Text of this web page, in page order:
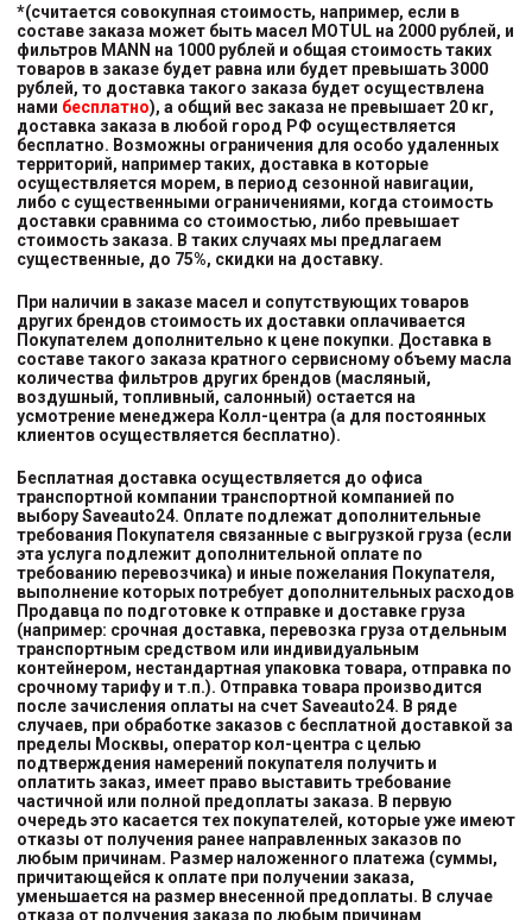
*(считается совокупная стоимость, например, если в
составе заказа может быть масел MOTUL на 2000 рублей, и
фильтров MANN на 1000 рублей и общая стоимость таких
товаров в заказе будет равна или будет превышать 3000
рублей, то доставка такого заказа будет осуществлена
нами бесплатно), а общий вес заказа не превышает 20 кг,
доставка заказа в любой город РФ осуществляется
бесплатно. Возможны ограничения для особо удаленных
территорий, например таких, доставка в которые
осуществляется морем, в период сезонной навигации,
либо с существенными ограничениями, когда стоимость
доставки сравнима со стоимостью, либо превышает
стоимость заказа. В таких случаях мы предлагаем
существенные, до 75%, скидки на доставку.
При наличии в заказе масел и сопутствующих товаров
других брендов стоимость их доставки оплачивается
Покупателем дополнительно к цене покупки. Доставка в
составе такого заказа кратного сервисному объему масла
количества фильтров других брендов (масляный,
воздушный, топливный, салонный) остается на
усмотрение менеджера Колл-центра (а для постоянных
клиентов осуществляется бесплатно).
Бесплатная доставка осуществляется до офиса
транспортной компании транспортной компанией по
выборуSaveauto24. Оплате подлежат дополнительные
требования Покупателя связанные с выгрузкой груза (если
эта услуга подлежит дополнительной оплате по
требованию перевозчика) и иные пожелания Покупателя,
выполнение которых потребует дополнительных расходов
Продавца по подготовке к отправке и доставке груза
(например: срочная доставка, перевозка груза отдельным
транспортным средством или индивидуальным
контейнером, нестандартная упаковка товара, отправка по
срочному тарифу и т.п.). Отправка товара производится
после зачисления оплаты на счет Saveauto24. В ряде
случаев, при обработке заказов с бесплатной доставкой за
пределы Москвы, оператор кол-центра с целью
подтверждения намерений покупателя получить и
оплатить заказ, имеет право выставить требование
частичной или полной предоплаты заказа. В первую
очередь это касается тех покупателей, которые уже имеют
отказы от получения ранее направленных заказов по
любым причинам. Размер наложенного платежа (суммы,
причитающейся к оплате при получении заказа,
уменьшается на размер внесенной предоплаты. В случае
отказа от получения заказа по любым причинам